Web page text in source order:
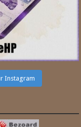
Instagram